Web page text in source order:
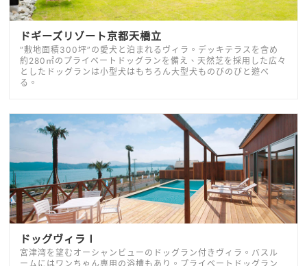
ドギーズリゾート京都天橋立
“敷地面積300坪”の愛犬と泊まれるヴィラ。デッキテラスを含め
約280㎡のプライベートドッグランを備え、天然芝を採用した広々
としたドッグランは小型犬はもちろん大型犬ものびのびと遊べ
る。
ドッグヴィラⅠ
宮津湾を望むオーシャンビューのドッグラン付きヴィラ。バスル
ームにはワンちゃん専用の浴槽もあり。プライベートドッグラン